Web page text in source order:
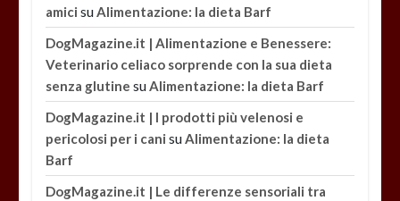
amici suAlimentazione: la dieta Barf
DogMagazine.it | Alimentazione e Benessere:
Veterinario celiaco sorprende con la sua dieta
senza glutine suAlimentazione: la dieta Barf
DogMagazine.it | I prodotti più velenosi e
pericolosi per i cani suAlimentazione: la dieta
Barf
DogMagazine.it | Le differenze sensoriali tra